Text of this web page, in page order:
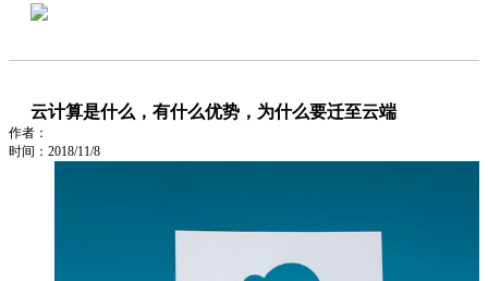
云计算是什么，有什么优势，为什么要迁至云端
作者：
时间：2018/11/8